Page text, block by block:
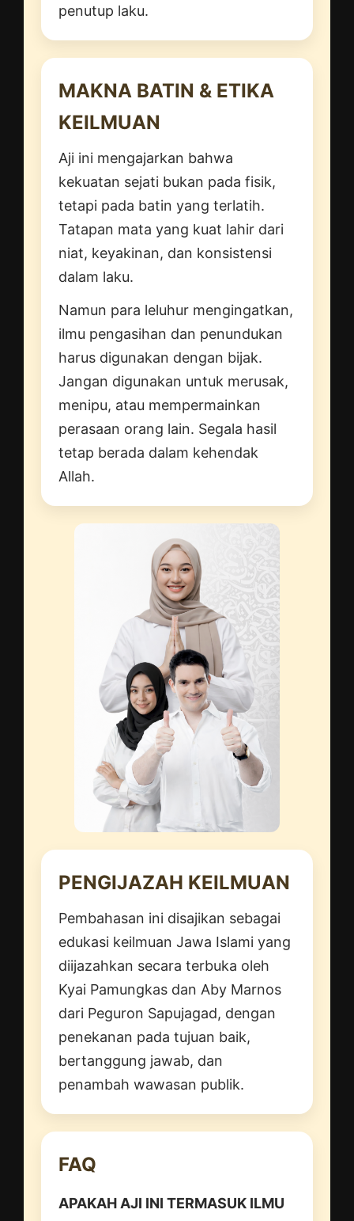
penutup laku.
MAKNA BATIN & ETIKA
KEILMUAN
Aji ini mengajarkan bahwa
kekuatan sejati bukan pada fisik,
tetapi pada batin yang terlatih.
Tatapan mata yang kuat lahir dari
niat, keyakinan, dan konsistensi
dalam laku.
Namun para leluhur mengingatkan,
ilmu pengasihan dan penundukan
harus digunakan dengan bijak.
Jangan digunakan untuk merusak,
menipu, atau mempermainkan
perasaan orang lain. Segala hasil
tetap berada dalam kehendak
Allah.
PENGIJAZAH KEILMUAN
Pembahasan ini disajikan sebagai
edukasi keilmuan Jawa Islami yang
diijazahkan secara terbuka oleh
Kyai Pamungkas dan Aby Marnos
dari Peguron Sapujagad, dengan
penekanan pada tujuan baik,
bertanggung jawab, dan
penambah wawasan publik.
FAQ
APAKAH AJI INI TERMASUK ILMU